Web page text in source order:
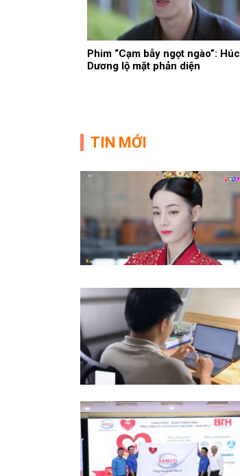
Phim “Cạm bẫy ngọt ngào”: Húc
Dương lộ mặt phản diện
TIN MỚI